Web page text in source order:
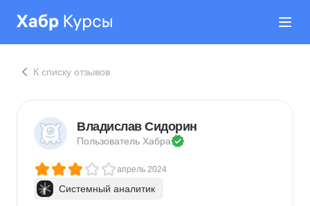
К списку отзывов
Владислав Сидорин
Пользователь Хабра
апрель 2024
Системный аналитик